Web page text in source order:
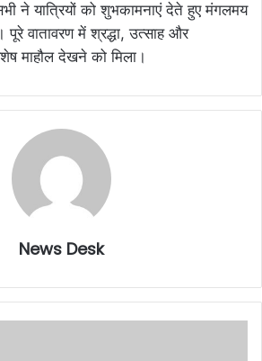
ने यात्रियों को शुभकामनाएं देते हुए मंगलमय
पूरे वातावरण में श्रद्धा, उत्साह और
माहौल देखने को मिला।
News Desk